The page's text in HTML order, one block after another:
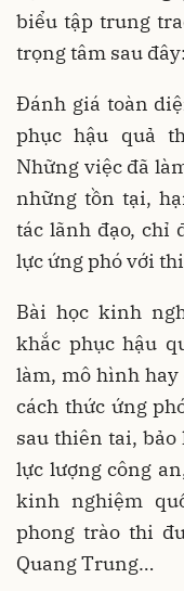
biểu tập trung
trọng tâm sau đây:
Đánh giá toàn
phục hậu quả
Những việc đã
những tồn tại,
tác lãnh đạo, chỉ
lực ứng phó với
Bài học kinh
khắc phục hậu
làm, mô hình
cách thức ứng
sau thiên tai,
lực lượng công
kinh nghiệm
phong trào thi
Quang Trung…